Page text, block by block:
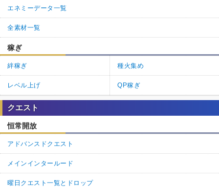
エネミーデータ一覧
全素材一覧
稼ぎ
絆稼ぎ 種火集め
レベル上げ QP稼ぎ
クエスト
恒常開放
アドバンスドクエスト
メインインタールード
曜日クエスト一覧とドロップ